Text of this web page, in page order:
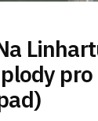
pro